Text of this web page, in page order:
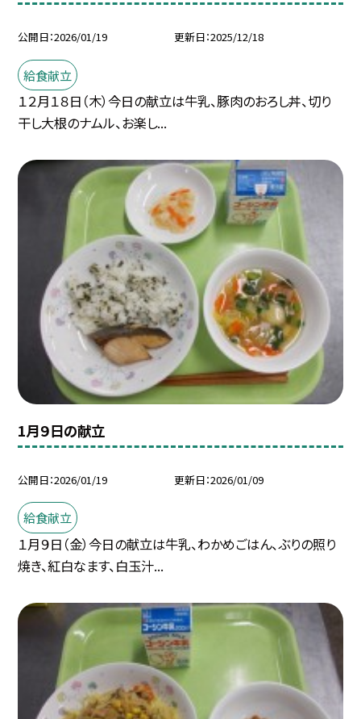
公開日 2026/01/19 更新日 2025/12/18
給食献立
１２月１８日（木）今日の献立は牛乳、豚肉のおろし丼、切り
干し大根のナムル、お楽し...
1月９日の献立
公開日 2026/01/19 更新日 2026/01/09
給食献立
１月９日（金）今日の献立は牛乳、わかめごはん、ぶりの照り
焼き、紅白なます、白玉汁...